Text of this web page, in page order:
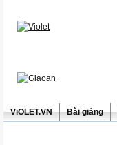
ViOLET.VN Bài giảng